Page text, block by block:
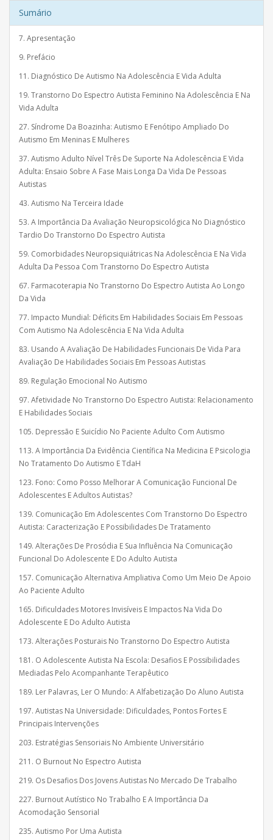
Sumário
7. Apresentação
9. Prefácio
11. Diagnóstico De Autismo Na Adolescência E Vida Adulta
19. Transtorno Do Espectro Autista Feminino Na Adolescência E Na
Vida Adulta
27. Síndrome Da Boazinha: Autismo E Fenótipo Ampliado Do
Autismo Em Meninas E Mulheres
37. Autismo Adulto Nível Três De Suporte Na Adolescência E Vida
Adulta: Ensaio Sobre A Fase Mais Longa Da Vida De Pessoas
Autistas
43. Autismo Na Terceira Idade
53. A Importância Da Avaliação Neuropsicológica No Diagnóstico
Tardio Do Transtorno Do Espectro Autista
59. Comorbidades Neuropsiquiátricas Na Adolescência E Na Vida
Adulta Da Pessoa Com Transtorno Do Espectro Autista
67. Farmacoterapia No Transtorno Do Espectro Autista Ao Longo
Da Vida
77. Impacto Mundial: Déficits Em Habilidades Sociais Em Pessoas
Com Autismo Na Adolescência E Na Vida Adulta
83. Usando A Avaliação De Habilidades Funcionais De Vida Para
Avaliação De Habilidades Sociais Em Pessoas Autistas
89. Regulação Emocional No Autismo
97. Afetividade No Transtorno Do Espectro Autista: Relacionamento
E Habilidades Sociais
105. Depressão E Suicídio No Paciente Adulto Com Autismo
113. A Importância Da Evidência Científica Na Medicina E Psicologia
No Tratamento Do Autismo E TdaH
123. Fono: Como Posso Melhorar A Comunicação Funcional De
Adolescentes E Adultos Autistas?
139. Comunicação Em Adolescentes Com Transtorno Do Espectro
Autista: Caracterização E Possibilidades De Tratamento
149. Alterações De Prosódia E Sua Influência Na Comunicação
Funcional Do Adolescente E Do Adulto Autista
157. Comunicação Alternativa Ampliativa Como Um Meio De Apoio
Ao Paciente Adulto
165. Dificuldades Motores Invisíveis E Impactos Na Vida Do
Adolescente E Do Adulto Autista
173. Alterações Posturais No Transtorno Do Espectro Autista
181. O Adolescente Autista Na Escola: Desafios E Possibilidades
Mediadas Pelo Acompanhante Terapêutico
189. Ler Palavras, Ler O Mundo: A Alfabetização Do Aluno Autista
197. Autistas Na Universidade: Dificuldades, Pontos Fortes E
Principais Intervenções
203. Estratégias Sensoriais No Ambiente Universitário
211. O Burnout No Espectro Autista
219. Os Desafios Dos Jovens Autistas No Mercado De Trabalho
227. Burnout Autístico No Trabalho E A Importância Da
Acomodação Sensorial
235. Autismo Por Uma Autista